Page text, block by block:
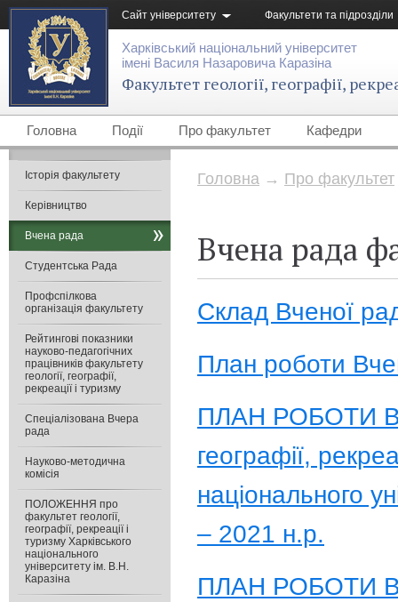
Сайт університету Факультети та підрозділи
Харківський національний університет
імені Василя Назаровича Каразіна
Факультет геології, географії,
Головна Події Про факультет Кафедри
Головна → Про факультет
Вчена рада
Склад Вченої
План роботи
ПЛАН РОБОТИ
географії,
національного
– 2021 н.р.
ПЛАН РОБОТИ
Історія факультету
Керівництво
Вчена рада
Студентська Рада
Профспілкова
організація факультету
Рейтингові показники
науково-педагогічних
працівників факультету
геології, географії,
рекреації і туризму
Спеціалізована Вчера
рада
Науково-методична
комісія
ПОЛОЖЕННЯ про
факультет геології,
географії, рекреації і
туризму Харківського
національного
університету ім. В.Н.
Каразіна